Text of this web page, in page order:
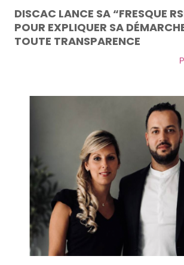
DISCAC LANCE SA “FRESQUE
POUR EXPLIQUER SA
TOUTE TRANSPARENCE